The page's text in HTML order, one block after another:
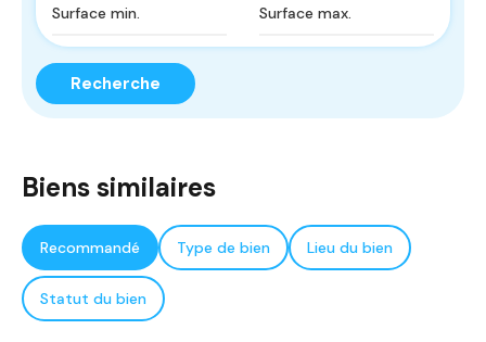
Recherche
Biens similaires
Recommandé Type de bien Lieu du bien
Statut du bien